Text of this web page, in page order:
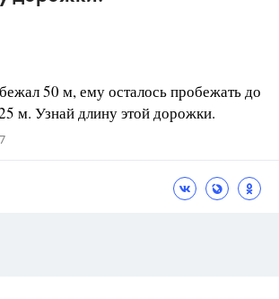
50 м, ему осталось пробежать до
м. Узнай длину этой дорожки.